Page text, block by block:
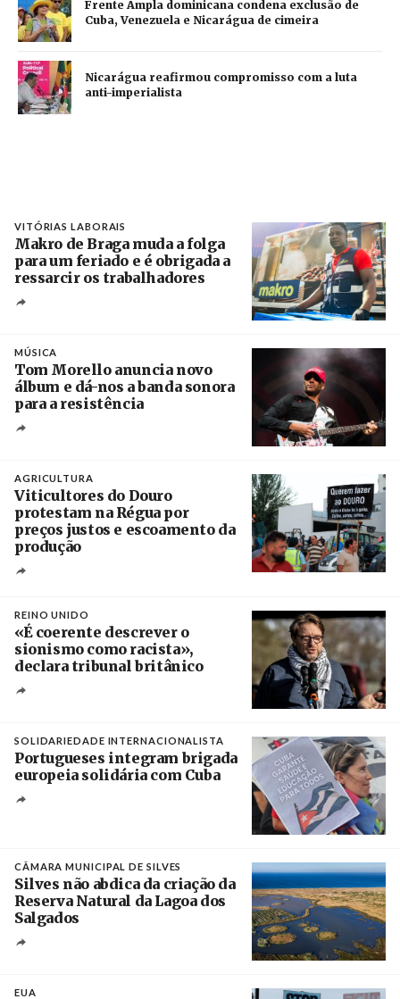
Frente Ampla dominicana condena exclusão de
Cuba, Venezuela e Nicarágua de cimeira
Nicarágua reafirmou compromisso com a luta
anti-imperialista
VITÓRIAS LABORAIS
Makro de Braga muda a folga
para um feriado e é obrigada a
ressarcir os trabalhadores
MÚSICA
Tom Morello anuncia novo
álbum e dá-nos a banda sonora
para a resistência
AGRICULTURA
Viticultores do Douro
protestam na Régua por
preços justos e escoamento da
produção
REINO UNIDO
«É coerente descrever o
sionismo como racista»,
declara tribunal britânico
SOLIDARIEDADE INTERNACIONALISTA
Portugueses integram brigada
europeia solidária com Cuba
CÂMARA MUNICIPAL DE SILVES
Silves não abdica da criação da
Reserva Natural da Lagoa dos
Salgados
EUA